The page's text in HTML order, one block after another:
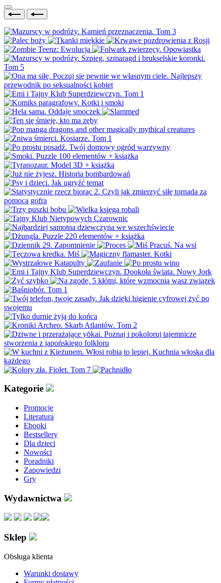
Kategorie
Promocje
Literatura
Ebooki
Bestsellery
Dla dzieci
Nowości
Poradniki
Zapowiedzi
Gry
Wydawnictwa
Sklep
Obsługa klienta
Warunki dostawy